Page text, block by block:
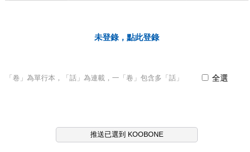
未登錄，點此登錄
「卷」為單行本，「話」為連載，一「卷」包含多「話」 全選
推送已選到 KOOBONE